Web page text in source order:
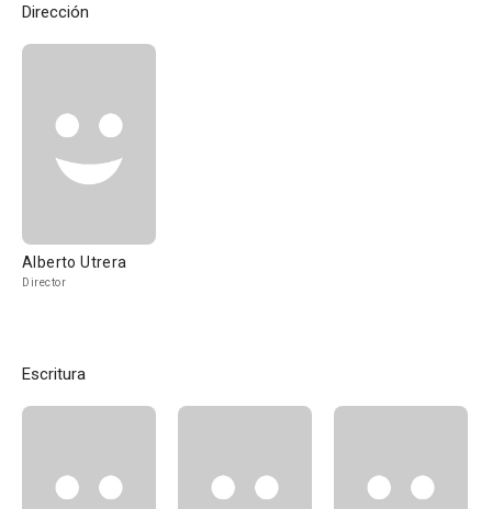
Dirección
Alberto Utrera
Director
Escritura